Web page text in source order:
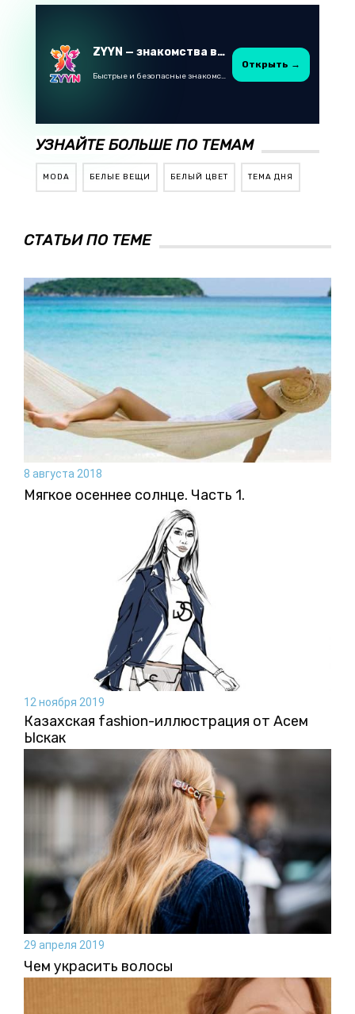
ZYYN — знакомства в Казахстане
Быстрые и безопасные знакомства в Telegram
Открыть →
УЗНАЙТЕ БОЛЬШЕ ПО ТЕМАМ
MODA БЕЛЫЕ ВЕЩИ БЕЛЫЙ ЦВЕТ ТЕМА ДНЯ
СТАТЬИ ПО ТЕМЕ
8 августа 2018
Мягкое осеннее солнце. Часть 1.
12 ноября 2019
Казахская fashion-иллюстрация от Асем
Ыскак
29 апреля 2019
Чем украсить волосы